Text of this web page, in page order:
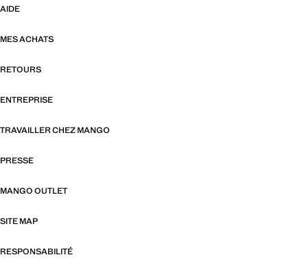
AIDE
MES ACHATS
RETOURS
ENTREPRISE
TRAVAILLER CHEZ MANGO
PRESSE
MANGO OUTLET
SITE MAP
RESPONSABILITÉ